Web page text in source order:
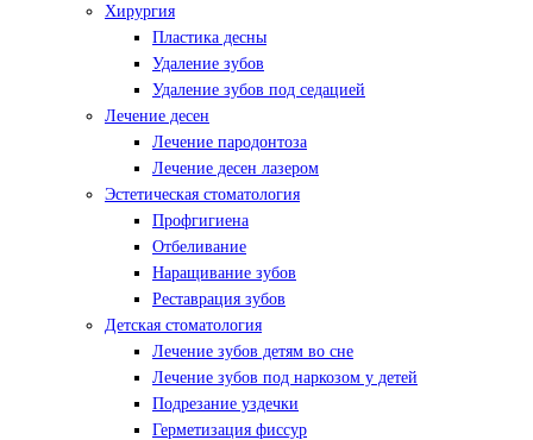
Хирургия
Пластика десны
Удаление зубов
Удаление зубов под седацией
Лечение десен
Лечение пародонтоза
Лечение десен лазером
Эстетическая стоматология
Профгигиена
Отбеливание
Наращивание зубов
Реставрация зубов
Детская стоматология
Лечение зубов детям во сне
Лечение зубов под наркозом у детей
Подрезание уздечки
Герметизация фиссур